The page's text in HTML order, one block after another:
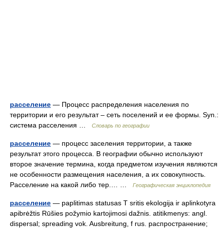
расселение — Процесс распределения населения по
территории и его результат – сеть поселений и ее формы. Syn.:
система расселения …
Словарь по географии
расселение — процесс заселения территории, а также
результат этого процесса. В географии обычно используют
второе значение термина, когда предметом изучения являются
не особенности размещения населения, а их совокупность.
Расселение на какой либо тер.… …
Географическая энциклопедия
расселение — paplitimas statusas T sritis ekologija ir aplinkotyra
apibrėžtis Rūšies požymio kartojimosi dažnis. atitikmenys: angl.
dispersal; spreading vok. Ausbreitung, f rus. распространение;